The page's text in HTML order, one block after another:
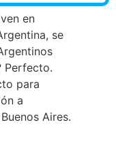
en
se
Perfecto.
para
a
Aires.